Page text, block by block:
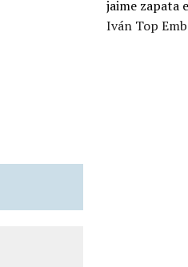
jaime zapata
Iván Top